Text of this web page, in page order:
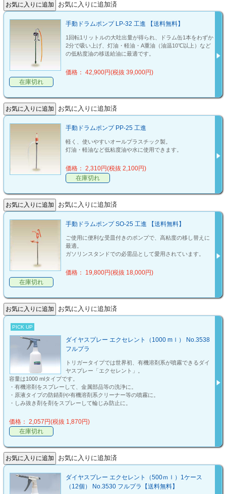
お気に入りに追加済
手動ドラムポンプ LP-32 工進 【送料無料】
1回転1リットルの大吐出量が得られ、ドラム缶1本をわずか
2分で吸い上げ、灯油・軽油・A重油（油温10℃以上）など
の低粘度油の移送給油に最適です。
価格： 42,900円(税抜 39,000円)
在庫切れ
お気に入りに追加済
手動ドラムポンプ PP-25 工進
軽く、使いやすいオールプラスチック製。
灯油・軽油など低粘度油や水に使用できます。
価格： 2,310円(税抜 2,100円)
在庫切れ
お気に入りに追加済
手動ドラムポンプ SO-25 工進 【送料無料】
ご使用に便利な受皿付きのポンプで、高粘度の移し替えに
最適。
ガソリンスタンドでの必需品として愛用されています。
価格： 19,800円(税抜 18,000円)
在庫切れ
お気に入りに追加済
PICK UP
ダイヤスプレー エクセレント（1000 mｌ） No.3538
フルプラ
トリガータイプでは世界初、有機溶剤系が噴霧できるダイ
ヤスプレー「エクセレント」。
容量は1000 mlタイプです。
・有機溶剤をスプレーして、金属部品等の洗浄に。
・原液タイプの防錆剤や有機溶剤系クリーナー等の噴霧に。
・しみ抜き剤を剤をスプレーして輪じみ防止に。
価格： 2,057円(税抜 1,870円)
在庫切れ
お気に入りに追加済
ダイヤスプレー エクセレント（500ｍｌ）1ケース
（12個） No.3530 フルプラ【送料無料】